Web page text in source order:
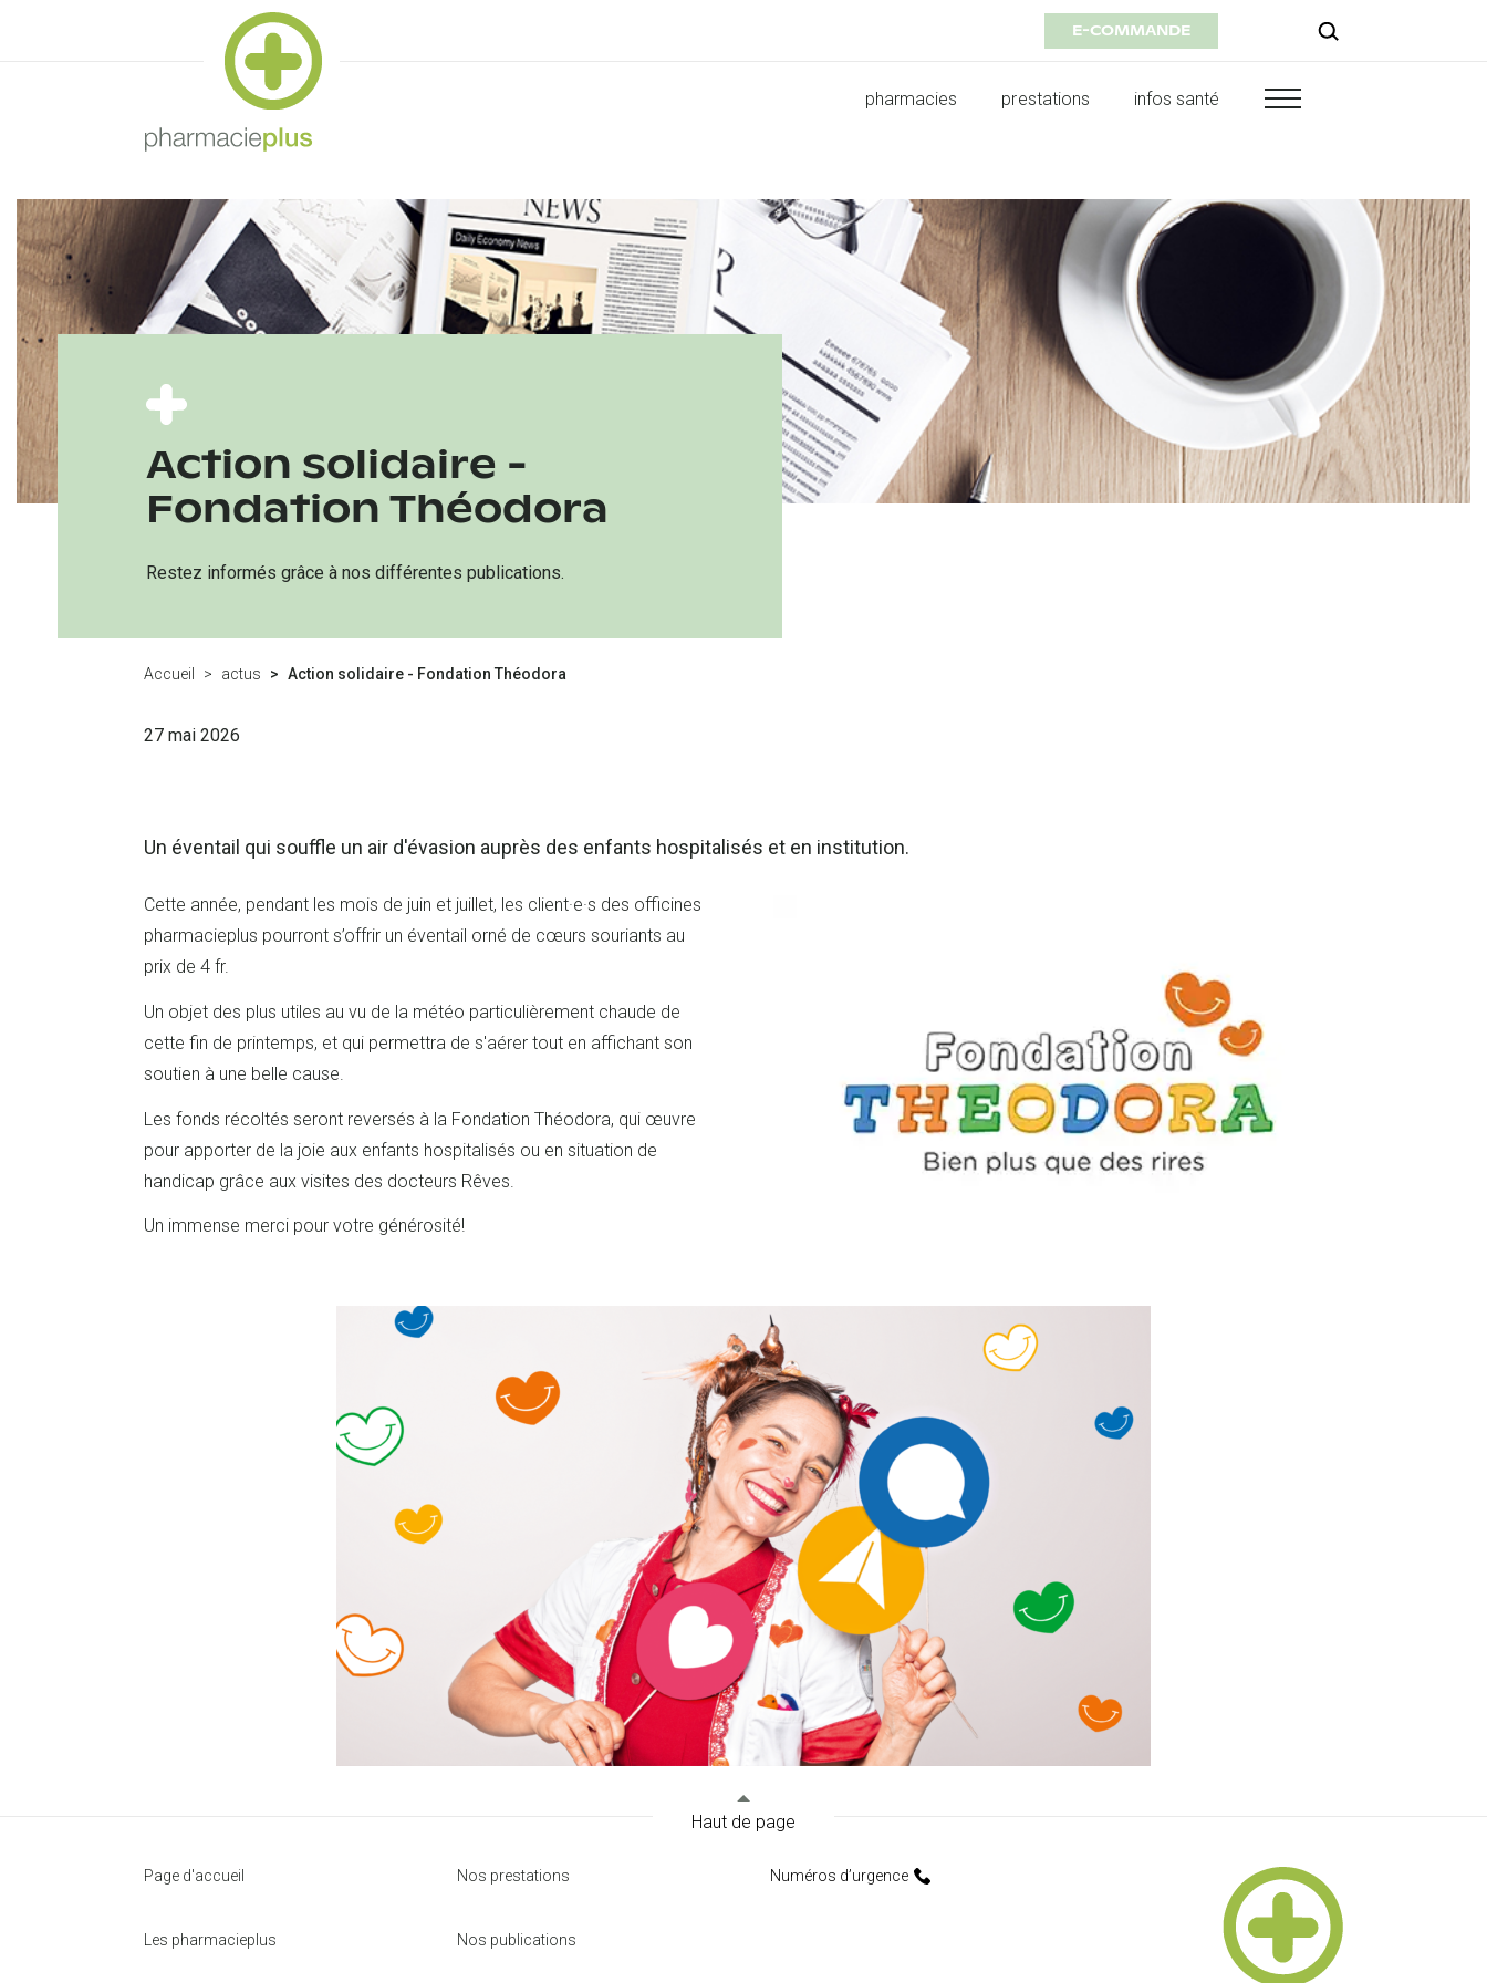
E-COMMANDE
pharmacies prestations infos santé
Action solidaire -
Fondation Théodora
Restez informés grâce à nos différentes publications.
Accueil actus Action solidaire - Fondation Théodora
27 mai 2026
Un éventail qui souffle un air d'évasion auprès des enfants hospitalisés et en institution.
Cette année, pendant les mois de juin et juillet, les client·e·s des officines
pharmacieplus pourront s’offrir un éventail orné de cœurs souriants au
prix de 4 fr.
Un objet des plus utiles au vu de la météo particulièrement chaude de
cette fin de printemps, et qui permettra de s'aérer tout en affichant son
soutien à une belle cause.
Les fonds récoltés seront reversés à la Fondation Théodora, qui œuvre
pour apporter de la joie aux enfants hospitalisés ou en situation de
handicap grâce aux visites des docteurs Rêves.
Un immense merci pour votre générosité!
Haut de page
Page d'accueil
Les pharmacieplus
Nos prestations
Nos publications
Numéros d’urgence